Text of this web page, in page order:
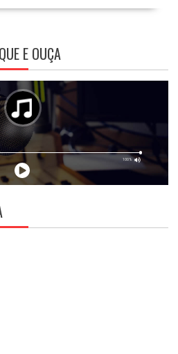
E OUÇA